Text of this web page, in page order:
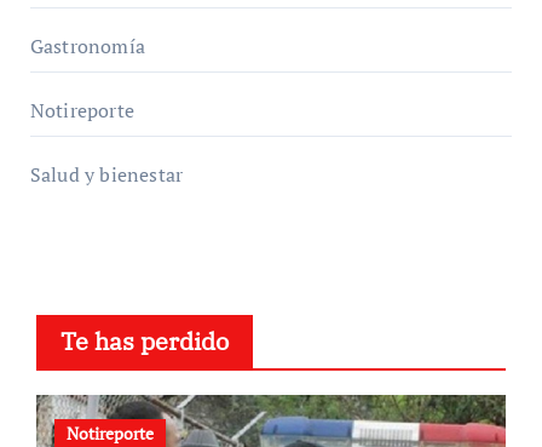
Gastronomía
Notireporte
Salud y bienestar
Te has perdido
Notireporte